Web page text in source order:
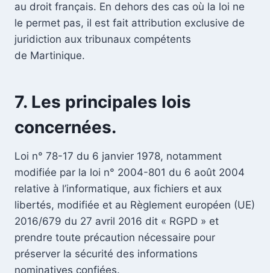
au droit français. En dehors des cas où la loi ne
le permet pas, il est fait attribution exclusive de
juridiction aux tribunaux compétents
de Martinique.
7. Les principales lois
concernées.
Loi n° 78-17 du 6 janvier 1978, notamment
modifiée par la loi n° 2004-801 du 6 août 2004
relative à l’informatique, aux fichiers et aux
libertés, modifiée et au Règlement européen (UE)
2016/679 du 27 avril 2016 dit « RGPD » et
prendre toute précaution nécessaire pour
préserver la sécurité des informations
nominatives confiées.